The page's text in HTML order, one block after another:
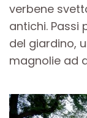
verbene
antichi. Passi
del giardino,
magnolie ad